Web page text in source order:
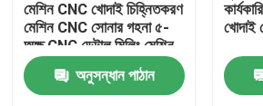
মেশিন CNC খোদাই চিহ্নিতকরণ
মেশিন CNC সোনার গহনা ৫-
অক্ষ CNC ডেন্টাল মিলিং মেশিন
বিক্রয়ের জন্য
অনুসন্ধান পাঠান
খোদাই